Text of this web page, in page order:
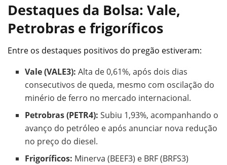
Destaques da Bolsa: Vale,
Petrobras e frigoríficos
Entre os destaques positivos do pregão estiveram:
Vale (VALE3): Alta de 0,61%, após dois dias
consecutivos de queda, mesmo com oscilação do
minério de ferro no mercado internacional.
Petrobras (PETR4): Subiu 1,93%, acompanhando o
avanço do petróleo e após anunciar nova redução
no preço do diesel.
Frigoríficos: Minerva (BEEF3) e BRF (BRFS3)